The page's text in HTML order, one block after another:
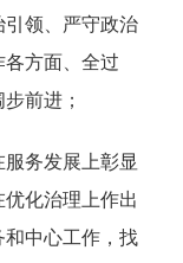
领、严守政治
方面、全过
前进；
务发展上彰显
化治理上作出
和中心工作，找